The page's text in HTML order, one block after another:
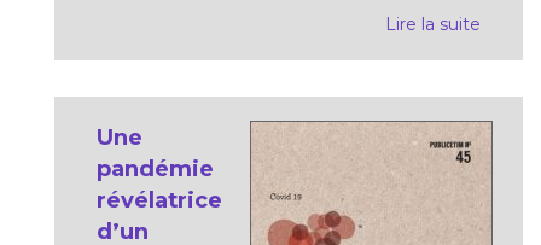
Lire la suite
Une
pandémie
révélatrice
d’un